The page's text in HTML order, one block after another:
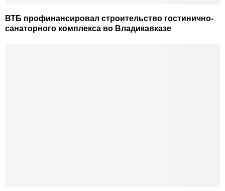
ВТБ профинансировал строительство гостинично-
санаторного комплекса во Владикавказе